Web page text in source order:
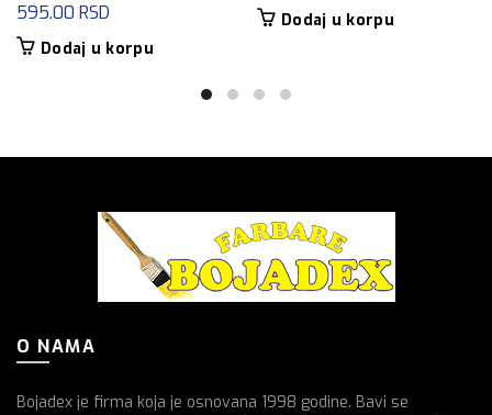
595.00 RSD
Dodaj u korpu
Dodaj u korpu
O NAMA
Bojadex je firma koja je osnovana 1998 godine. Bavi se